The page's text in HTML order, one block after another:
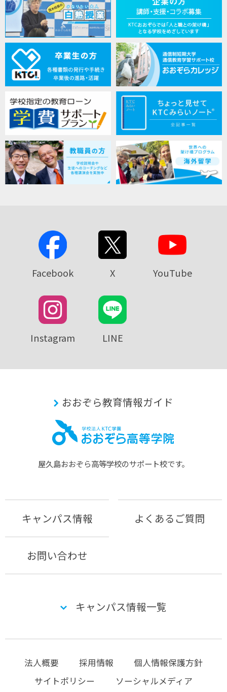
Facebook X YouTube
Instagram LINE
おおぞら教育情報ガイド
屋久島おおぞら⾼等学校のサポート校です。
キャンパス情報 よくあるご質問
お問い合わせ
キャンパス情報一覧
法人概要 採用情報
個人情報保護方針
サイトポリシー
ソーシャルメディア